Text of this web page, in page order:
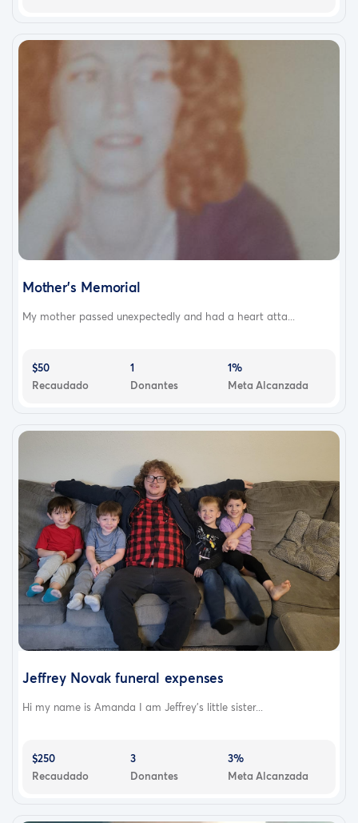
Mother's Memorial
My mother passed unexpectedly and had a heart atta...
$50
Recaudado
1
Donantes
1%
Meta Alcanzada
Jeffrey Novak funeral expenses
Hi my name is Amanda I am Jeffrey’s little sister...
$250
Recaudado
3
Donantes
3%
Meta Alcanzada